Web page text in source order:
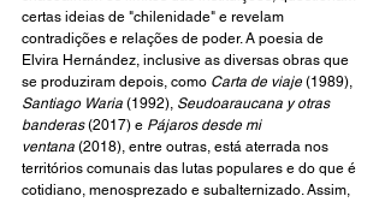
certas ideias de "chilenidade" e revelam
contradições e relações de poder. A poesia de
Elvira Hernández, inclusive as diversas obras que
se produziram depois, como Carta de viaje (1989),
Santiago Waria (1992), Seudoaraucana y otras
banderas (2017) e Pájaros desde mi
ventana (2018), entre outras, está aterrada nos
territórios comunais das lutas populares e do que é
cotidiano, menosprezado e subalternizado. Assim,